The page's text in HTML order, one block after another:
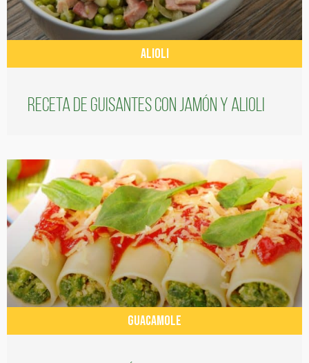
ALIOLI
Receta de guisantes con jamón y alioli
GUACAMOLE